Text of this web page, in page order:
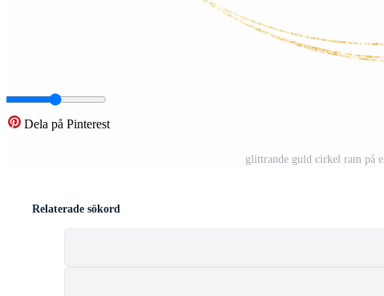
Dela på Pinterest
glittrande guld cirkel ram på
Relaterade sökord